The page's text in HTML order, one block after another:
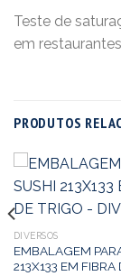
Teste de
em
PRODUTOS
DIVERSOS
EMBALAGEM
213X133 EM FIBRA